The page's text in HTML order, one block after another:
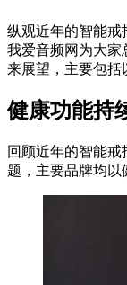
纵观近年的智能戒
我爱音频网为大家
来展望，主要包括
健康功能持
回顾近年的智能
题，主要品牌均以